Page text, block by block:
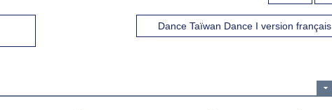
Dance Taïwan Dance I version français